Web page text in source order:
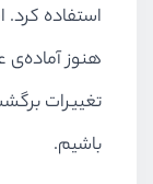
استفاده کرد.
هنوز
تغییرات
باشیم.